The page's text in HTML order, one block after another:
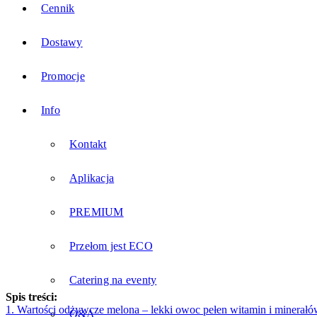
Cennik
Dostawy
Promocje
Info
Kontakt
Aplikacja
PREMIUM
Przełom jest ECO
Catering na eventy
Q&A
Spis treści:
1. Wartości odżywcze melona – lekki owoc pełen witamin i